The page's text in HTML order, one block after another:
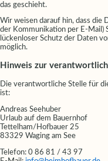
das geschieht.
Wir weisen darauf hin, dass die
der Kommunikation per E-Mail)
lückenloser Schutz der Daten
möglich.
Hinweis zur
Die verantwortliche Stelle für
ist:
Andreas Seehuber
Urlaub auf dem Bauernhof
Tettelham/Hofbauer 25
83329 Waging am See
Telefon: 0 86 81 / 43 97